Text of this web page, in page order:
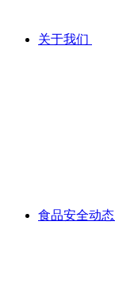
关于我们
食品安全动态